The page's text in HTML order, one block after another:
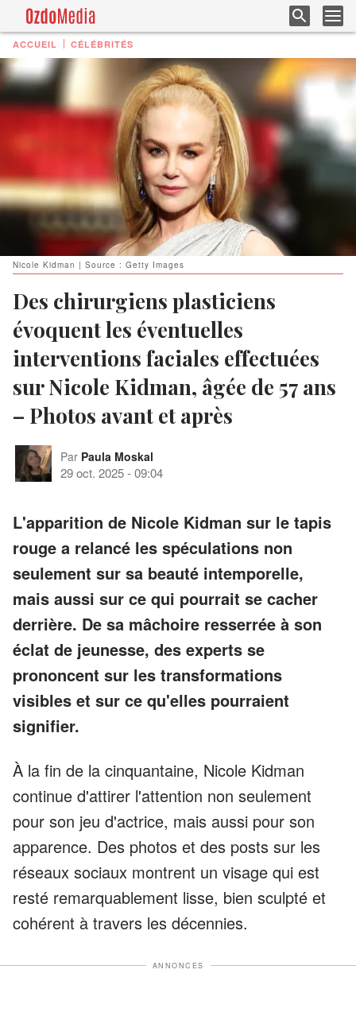
ACCUEIL CÉLÉBRITÉS
Nicole Kidman | Source : Getty Images
Des chirurgiens plasticiens
évoquent les éventuelles
interventions faciales effectuées
sur Nicole Kidman, âgée de 57 ans
– Photos avant et après
Par Paula Moskal
29 oct. 2025-09:04
L'apparition de Nicole Kidman sur le tapis
rouge a relancé les spéculations non
seulement sur sa beauté intemporelle,
mais aussi sur ce qui pourrait se cacher
derrière. De sa mâchoire resserrée à son
éclat de jeunesse, des experts se
prononcent sur les transformations
visibles et sur ce qu'elles pourraient
signifier.
À la fin de la cinquantaine, Nicole Kidman
continue d'attirer l'attention non seulement
pour son jeu d'actrice, mais aussi pour son
apparence. Des photos et des posts sur les
réseaux sociaux montrent un visage qui est
resté remarquablement lisse, bien sculpté et
cohérent à travers les décennies.
ANNONCES